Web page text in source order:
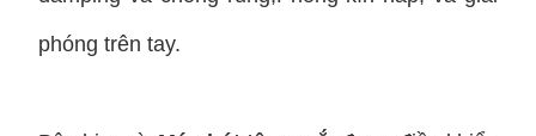
phóng trên tay.